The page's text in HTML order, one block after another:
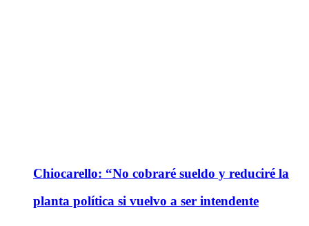
Chiocarello: “No cobraré sueldo y reduciré la
planta política si vuelvo a ser intendente